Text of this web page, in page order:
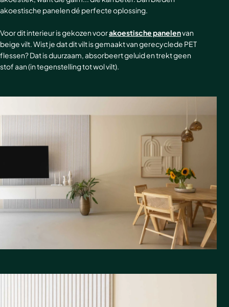
Akoestische panelen
Kleurstalen akoestische panelen
Sample sale
Stalen schuifdeuren
Stalen wanden
Stalen binnendeuren
akoestische panelen dé perfecte oplossing.
Voor dit interieur is gekozen voorakoestische panelenvan
beige vilt. Wist je dat dit vilt is gemaakt van gerecyclede PET
flessen? Dat is duurzaam, absorbeert geluid en trekt geen
stof aan (in tegenstelling tot wol vilt).